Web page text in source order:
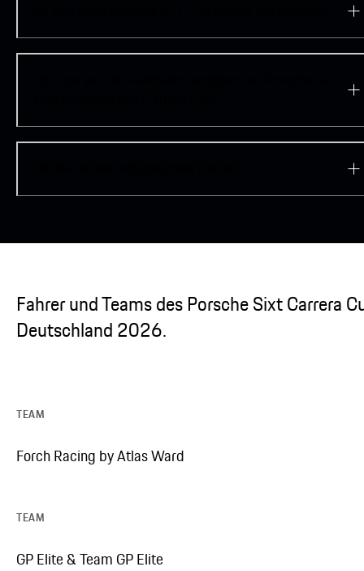
Fahrer und Teams des Porsche Sixt Carrera
Deutschland 2026.
TEAM
Forch Racing by Atlas Ward
TEAM
GP Elite & Team GP Elite